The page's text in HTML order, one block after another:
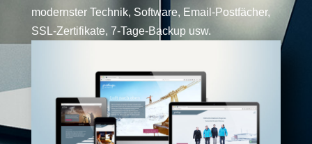
modernster Technik, Software, Email-Postfächer,
SSL-Zertifikate, 7-Tage-Backup usw.